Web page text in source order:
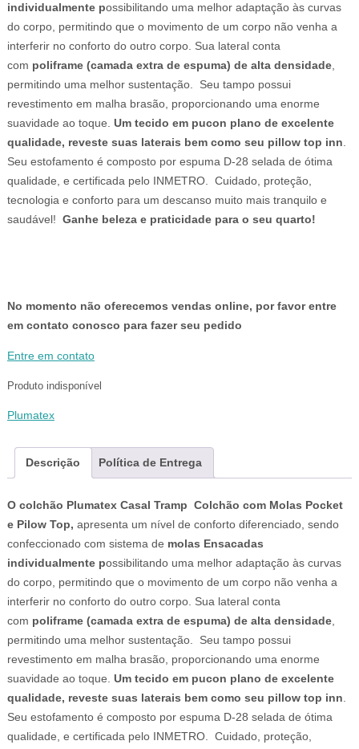
individualmente possibilitando uma melhor adaptação às curvas
do corpo, permitindo que o movimento de um corpo não venha a
interferir no conforto do outro corpo. Sua lateral conta
com poliframe (camada extra de espuma) de alta densidade,
permitindo uma melhor sustentação. Seu tampo possui
revestimento em malha brasão, proporcionando uma enorme
suavidade ao toque. Um tecido em pucon plano de excelente
qualidade, reveste suas laterais bem como seu pillow top inn.
Seu estofamento é composto por espuma D-28 selada de ótima
qualidade, e certificada pelo INMETRO. Cuidado, proteção,
tecnologia e conforto para um descanso muito mais tranquilo e
saudável! Ganhe beleza e praticidade para o seu quarto!
No momento não oferecemos vendas online, por favor entre
em contato conosco para fazer seu pedido
Entre em contato
Produto indisponível
Plumatex
Descrição Política de Entrega
O colchão Plumatex Casal Tramp Colchão com Molas Pocket
e Pilow Top, apresenta um nível de conforto diferenciado, sendo
confeccionado com sistema de molas Ensacadas
individualmente possibilitando uma melhor adaptação às curvas
do corpo, permitindo que o movimento de um corpo não venha a
interferir no conforto do outro corpo. Sua lateral conta
com poliframe (camada extra de espuma) de alta densidade,
permitindo uma melhor sustentação. Seu tampo possui
revestimento em malha brasão, proporcionando uma enorme
suavidade ao toque. Um tecido em pucon plano de excelente
qualidade, reveste suas laterais bem como seu pillow top inn.
Seu estofamento é composto por espuma D-28 selada de ótima
qualidade, e certificada pelo INMETRO. Cuidado, proteção,